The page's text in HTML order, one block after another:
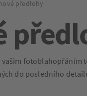
předlohy
fotoblahopřáním
do posledního